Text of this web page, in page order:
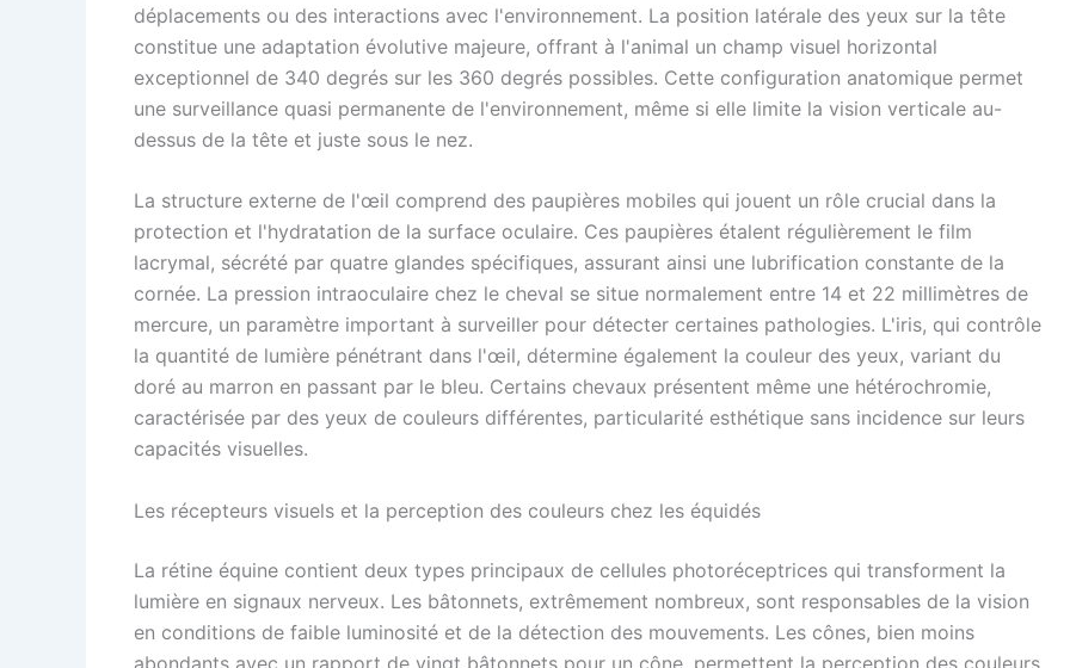
déplacements ou des interactions avec l'environnement. La position latérale des yeux sur la tête
constitue une adaptation évolutive majeure, offrant à l'animal un champ visuel horizontal
exceptionnel de 340 degrés sur les 360 degrés possibles. Cette configuration anatomique permet
une surveillance quasi permanente de l'environnement, même si elle limite la vision verticale au-
dessus de la tête et juste sous le nez.
La structure externe de l'œil comprend des paupières mobiles qui jouent un rôle crucial dans la
protection et l'hydratation de la surface oculaire. Ces paupières étalent régulièrement le film
lacrymal, sécrété par quatre glandes spécifiques, assurant ainsi une lubrification constante de la
cornée. La pression intraoculaire chez le cheval se situe normalement entre 14 et 22 millimètres de
mercure, un paramètre important à surveiller pour détecter certaines pathologies. L'iris, qui contrôle
la quantité de lumière pénétrant dans l'œil, détermine également la couleur des yeux, variant du
doré au marron en passant par le bleu. Certains chevaux présentent même une hétérochromie,
caractérisée par des yeux de couleurs différentes, particularité esthétique sans incidence sur leurs
capacités visuelles.
Les récepteurs visuels et la perception des couleurs chez les équidés
La rétine équine contient deux types principaux de cellules photoréceptrices qui transforment la
lumière en signaux nerveux. Les bâtonnets, extrêmement nombreux, sont responsables de la vision
en conditions de faible luminosité et de la détection des mouvements. Les cônes, bien moins
abondants avec un rapport de vingt bâtonnets pour un cône, permettent la perception des couleurs